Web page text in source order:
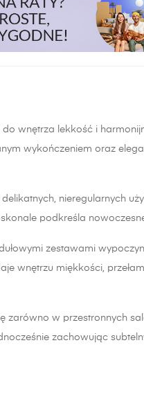
wnętrza lekkość i
wykończeniem oraz
nieregularnych
podkreśla
zestawami
wnętrzu miękkości,
zarówno w przestronnych
zachowując